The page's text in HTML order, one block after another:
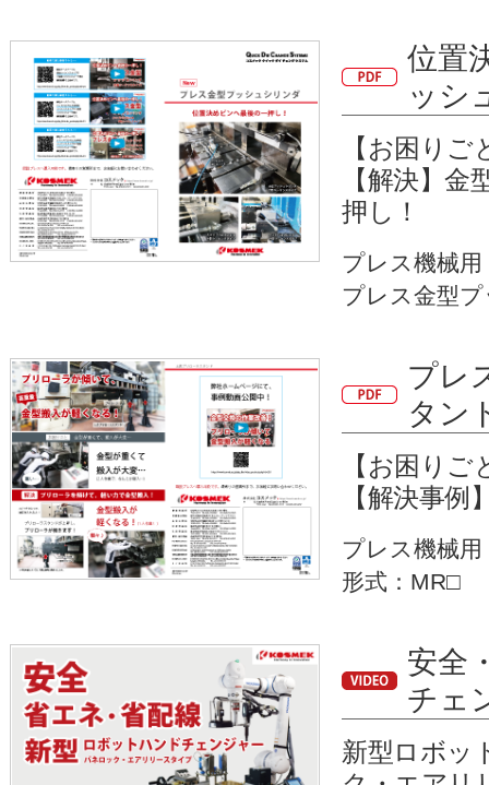
位置
ッシ
【お困り
【解決】
押し！
プレス機械用
プレス金型
プレ
タン
【お困り
【解決事
プレス機械用
形式：MR□
安全
チェ
新型ロボッ